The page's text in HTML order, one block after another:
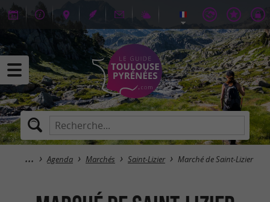
Agenda Marchés Saint-Lizier Marché de Saint-Lizier